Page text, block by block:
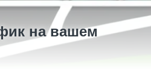
на вашем